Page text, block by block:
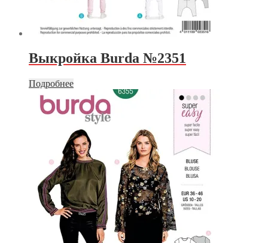
Выкройка Burda №2351
Подробнее